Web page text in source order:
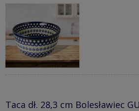
Taca dł. 28,3 cm Bolesławiec